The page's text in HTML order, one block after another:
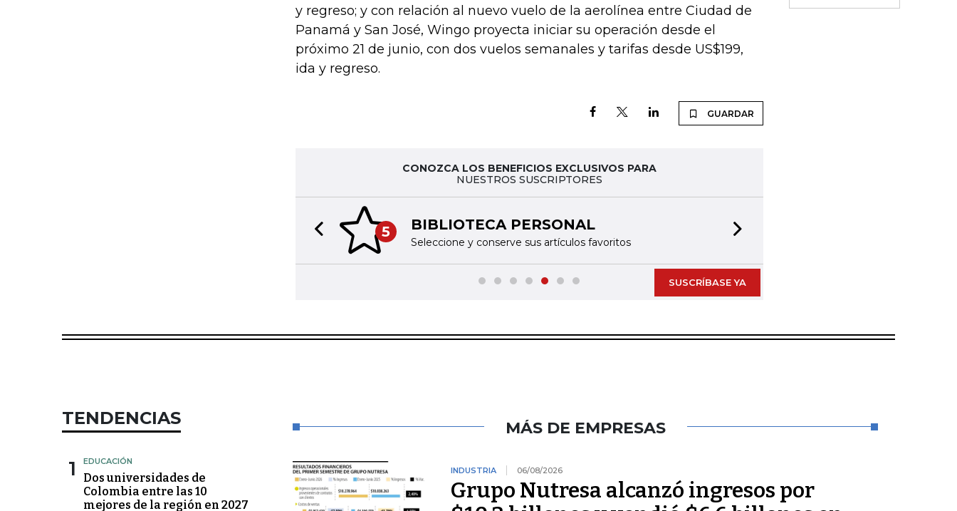
y regreso; y con relación al nuevo vuelo de la aerolínea entre Ciudad de
Panamá y San José, Wingo proyecta iniciar su operación desde el
próximo 21 de junio, con dos vuelos semanales y tarifas desde US$199,
ida y regreso.
GUARDAR
CONOZCA LOS BENEFICIOS EXCLUSIVOS PARA
NUESTROS SUSCRIPTORES
5 BIBLIOTECA PERSONAL
Seleccione y conserve sus artículos favoritos
Previous slide
SUSCRÍBASE YA
TENDENCIAS
1 EDUCACIÓN
Dos universidades de
Colombia entre las 10
mejores de la región en 2027
MÁS DE EMPRESAS
INDUSTRIA 06/08/2026
Grupo Nutresa alcanzó ingresos por